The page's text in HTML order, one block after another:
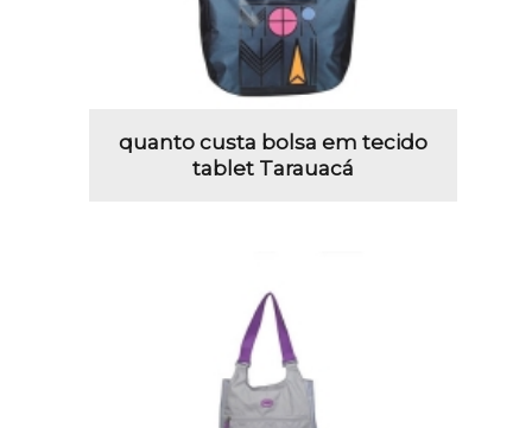
quanto custa bolsa em tecido
tablet Tarauacá